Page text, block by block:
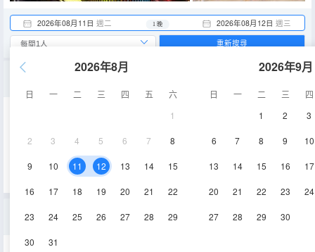
2026年08月11日 週二 2026年08月12日 週三
1 晚
2026年8月
日 一 二 三 四 五
六
1
2 3 4 5 6 7 8
9 10 11 12 13 14 15
16 17 18 19 20 21 22
23 24 25 26 27 28 29
30 31
2026年9月
日 一 二 三
四
1
2 3
6 7 8 9 10
13 14 15 16 17
20 21 22 23 24
27 28 29 30
重新搜尋
空調
電競雙床房|康萊斯床墊